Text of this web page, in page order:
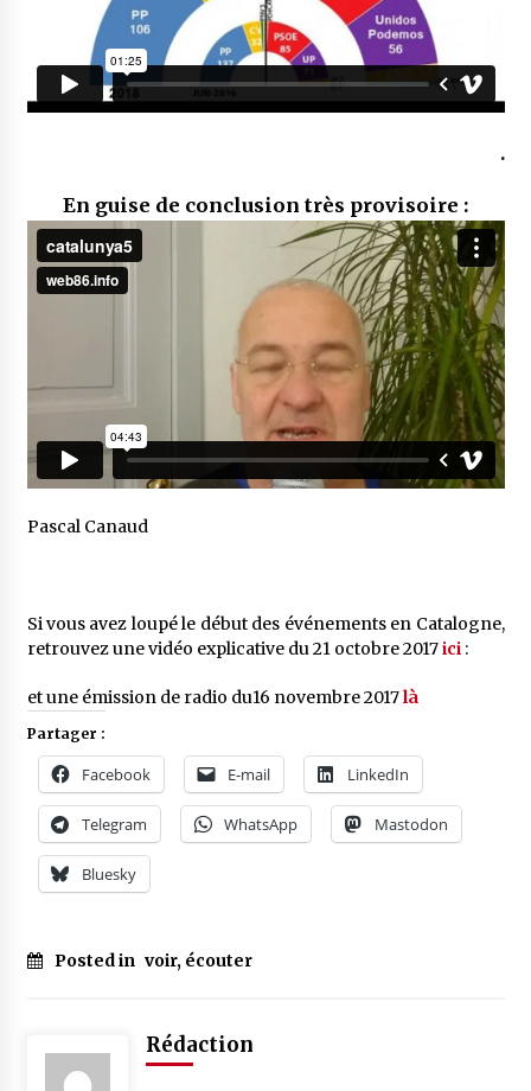
.
En guise de conclusion très provisoire :
Pascal Canaud
Si vous avez loupé le début des événements en Catalogne,
retrouvez une vidéo explicative du 21 octobre 2017ici:
et une émission de radio du16 novembre 2017là
Partager :
Facebook E-mail LinkedIn
Telegram WhatsApp Mastodon
Bluesky
Posted in voir, écouter
Rédaction